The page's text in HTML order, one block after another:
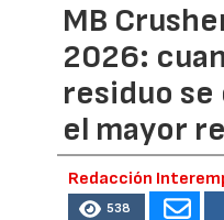
MB
2026:
residuo
el mayor
Redacción
538